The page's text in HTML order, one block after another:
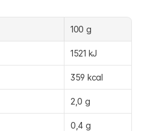
100 g
1521 kJ
359 kcal
2,0 g
0,4 g